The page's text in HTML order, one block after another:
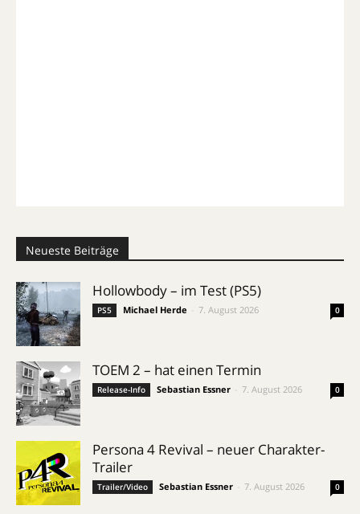
Neueste Beiträge
Hollowbody – im Test (PS5)
PS5 Michael Herde 7. August 2026 0
TOEM 2 – hat einen Termin
Release-Info Sebastian Essner 7. August 2026 0
Persona 4 Revival – neuer Charakter-
Trailer
Trailer/Video Sebastian Essner 7. August 2026 0